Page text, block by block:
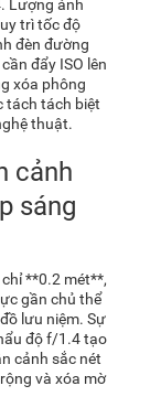
Lượng ánh
trì tốc độ
đèn đường
đẩy ISO lên
xóa phông
tách tách biệt
thuật.
cảnh
sáng
**0.2 mét**,
gần chủ thể
lưu niệm. Sự
độ f/1.4 tạo
cảnh sắc nét
và xóa mờ